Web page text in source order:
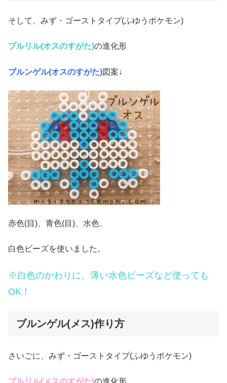
そして、みず・ゴーストタイプ(ふゆうポケモン)
プルリル(オスのすがた)の進化形
ブルンゲル(オスのすがた)図案↓
赤色(目)、青色(目)、水色、
白色ビーズを使いました。
※白色のかわりに、薄い水色ビーズなど使っても
OK！
ブルンゲル(メス)作り方
さいごに、みず・ゴーストタイプ(ふゆうポケモン)